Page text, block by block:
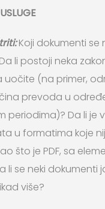
Koji dokumenti se
li postoji neka
uočite (na primer,
prevoda u
periodima)? Da li je
u formatima koje
što je PDF, sa
li se neki dokumenti
više?